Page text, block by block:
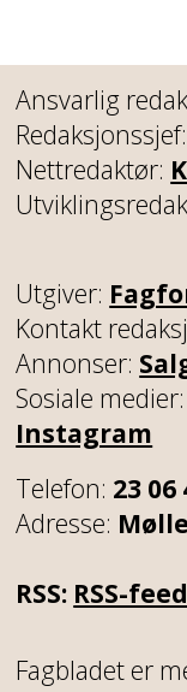
Ansvarlig
Redaksjonssjef:
Nettredaktør:
Utgiver:
Kontakt
Annonser:
Sosiale medier:
Instagram
Telefon: 23 06
Adresse:
RSS: RSS-feed
Fagbladet er